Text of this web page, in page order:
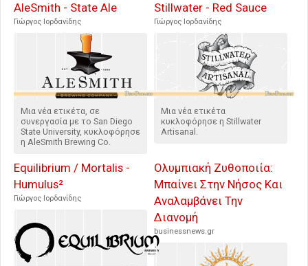
AleSmith - State Ale
Γιώργος Ιορδανίδης
Μια νέα ετικέτα, σε
συνεργασία με το San Diego
State University, κυκλοφόρησε
η AleSmith Brewing Co.
Stillwater - Red Sauce
Γιώργος Ιορδανίδης
Μια νέα ετικέτα
κυκλοφόρησε η Stillwater
Artisanal.
Equilibrium / Mortalis -
Humulus²
Γιώργος Ιορδανίδης
Ολυμπιακή Ζυθοποιία:
Μπαίνει Στην Νήσος Και
Αναλαμβάνει Την
Διανομή
businessnews.gr